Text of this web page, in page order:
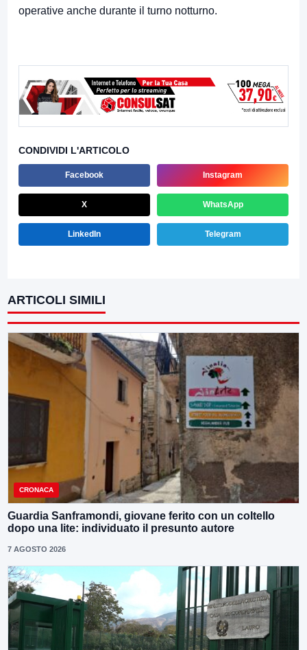
operative anche durante il turno notturno.
CONDIVIDI L'ARTICOLO
Facebook Instagram
X WhatsApp
LinkedIn Telegram
ARTICOLI SIMILI
CRONACA
Guardia Sanframondi, giovane ferito con un coltello
dopo una lite: individuato il presunto autore
7 AGOSTO 2026